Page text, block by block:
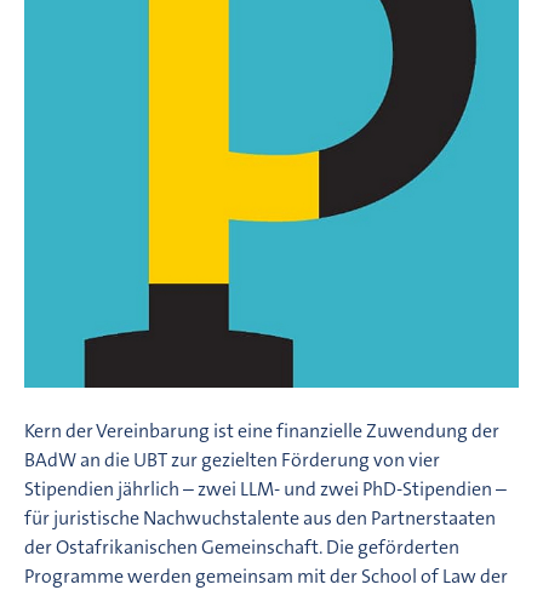
Kern der Vereinbarung ist eine finanzielle Zuwendung der
BAdW an die UBT zur gezielten Förderung von vier
Stipendien jährlich – zwei LLM- und zwei PhD-Stipendien –
für juristische Nachwuchstalente aus den Partnerstaaten
der Ostafrikanischen Gemeinschaft. Die geförderten
Programme werden gemeinsam mit der School of Law der